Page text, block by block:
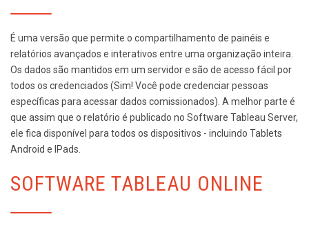
É uma versão que permite o compartilhamento de painéis e
relatórios avançados e interativos entre uma organização inteira.
Os dados são mantidos em um servidor e são de acesso fácil por
todos os credenciados (Sim! Você pode credenciar pessoas
específicas para acessar dados comissionados). A melhor parte é
que assim que o relatório é publicado no Software Tableau Server,
ele fica disponível para todos os dispositivos - incluindo Tablets
Android e IPads.
SOFTWARE TABLEAU ONLINE